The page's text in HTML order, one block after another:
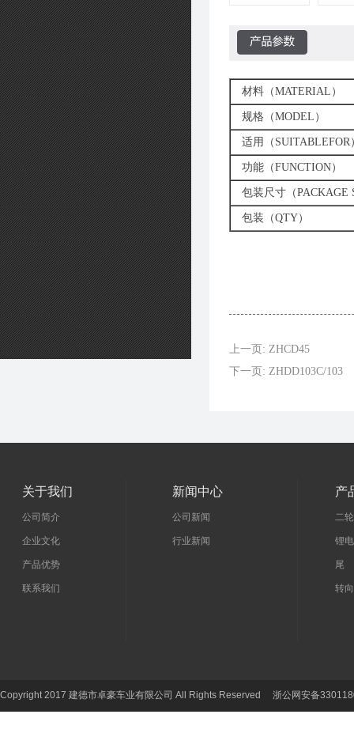
材料（MATERIAL）
规格（MODEL）
适用（SUITABLEFOR
功能（FUNCTION）
包装尺寸（PACKAGE
包装（QTY）
上一页: ZHCD45
下一页: ZHDD103C/103
关于我们
公司简介
企业文化
产品优势
联系我们
新闻中心
公司新闻
行业新闻
产
二
锂
尾
转
Copyright 2017 建德市卓豪车业有限公司 All Rights Reserved 浙公网安备